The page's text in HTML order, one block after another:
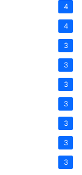
4
4
3
3
3
3
3
3
3